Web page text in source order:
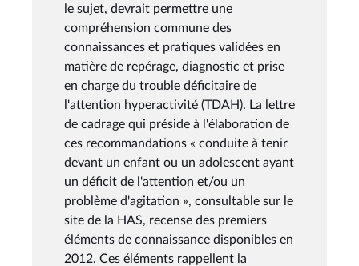
le sujet, devrait permettre une
compréhension commune des
connaissances et pratiques validées en
matière de repérage, diagnostic et prise
en charge du trouble déficitaire de
l'attention hyperactivité (TDAH). La lettre
de cadrage qui préside à l'élaboration de
ces recommandations « conduite à tenir
devant un enfant ou un adolescent ayant
un déficit de l'attention et/ou un
problème d'agitation », consultable sur le
site de la HAS, recense des premiers
éléments de connaissance disponibles en
2012. Ces éléments rappellent la